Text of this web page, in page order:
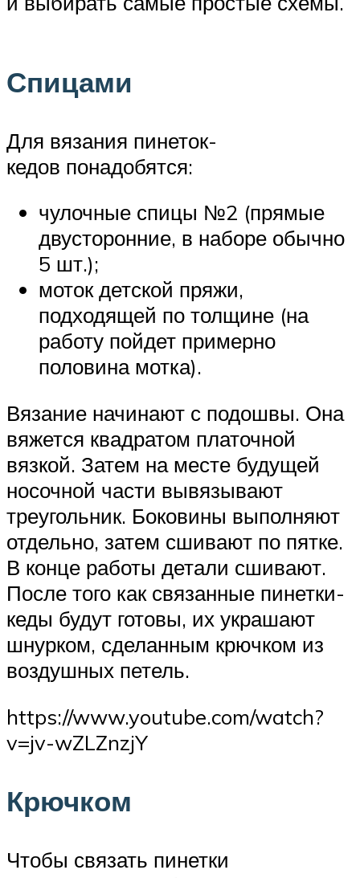
Спицами
Для вязания пинеток-
кедов понадобятся:
чулочные спицы №2 (прямые
двусторонние, в наборе обычно
5 шт.);
моток детской пряжи,
подходящей по толщине (на
работу пойдет примерно
половина мотка).
Вязание начинают с подошвы. Она
вяжется квадратом платочной
вязкой. Затем на месте будущей
носочной части вывязывают
треугольник. Боковины выполняют
отдельно, затем сшивают по пятке.
В конце работы детали сшивают.
После того как связанные пинетки-
кеды будут готовы, их украшают
шнурком, сделанным крючком из
воздушных петель.
https://www.youtube.com/watch?
v=jv-wZLZnzjY
Крючком
Чтобы связать пинетки